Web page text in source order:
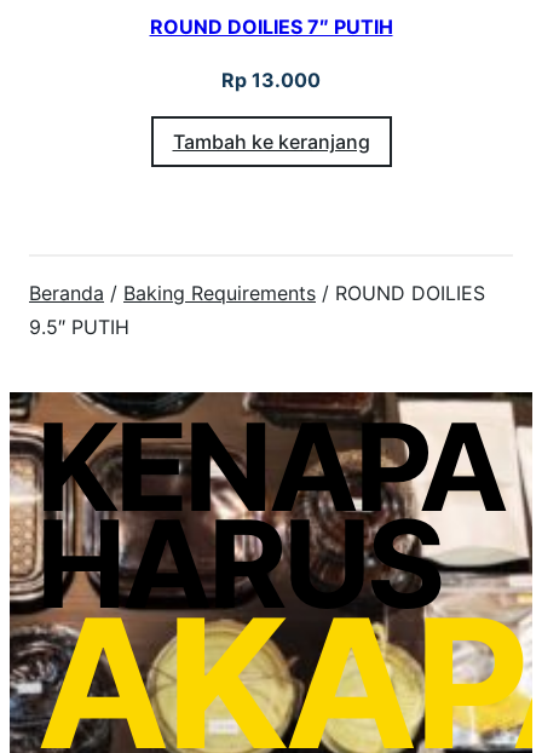
ROUND DOILIES 7″ PUTIH
Rp 13.000
Tambah ke keranjang
Beranda / Baking Requirements / ROUND DOILIES
9.5″ PUTIH
KENAPA
HARUS